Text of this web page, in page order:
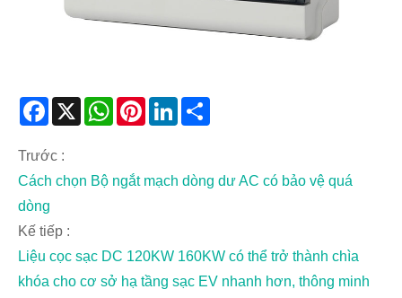
Facebook
X WhatsAppPinterestLinkedIn
Trước :
Cách chọn Bộ ngắt mạch dòng dư AC có bảo vệ quá
dòng
Kế tiếp :
Liệu cọc sạc DC 120KW 160KW có thể trở thành chìa
khóa cho cơ sở hạ tầng sạc EV nhanh hơn, thông minh